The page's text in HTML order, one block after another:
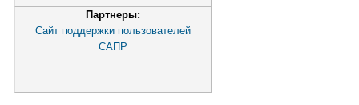
Партнеры:
Сайт поддержки пользователей
САПР